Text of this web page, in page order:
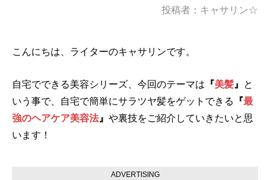
投稿者：キャサリン☆
こんにちは、ライターのキャサリンです。
自宅でできる美容シリーズ、今回のテーマは 『美髪 』
と
いう事で、自宅で簡単にサラツヤ髪をゲットできる
『最
強のヘアケア美容法』 や裏技をご紹介していきたいと思
います！
ADVERTISING